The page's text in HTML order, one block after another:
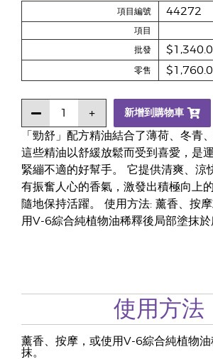
「勁舒」配方精油結合了薄荷、冬青
這些精油以舒緩放鬆而受到喜愛，是
緊繃不適的好幫手。 它提供清爽、涼
有振奮人心的香氣，激發出積極向上
隨地保持活躍。 使用方法: 薰香、按
用V-6綜合純植物油稀釋後局部塗抹於
項目編號 44272
項目
批發
零售
新增到購物車
使用方法
薰香、按摩，或使用V-6綜合純植物
抹。